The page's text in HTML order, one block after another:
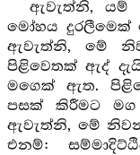
ඇවැත්නි, යම්
මෝහය දුරලීමෙක්
ඇවැත්නි, මේ
පිළිවෙතක් ඇද්
මගෙක් ඇත.
පසක් කිරීමට මග
ඇවැත්නි, මේ
එනම්: